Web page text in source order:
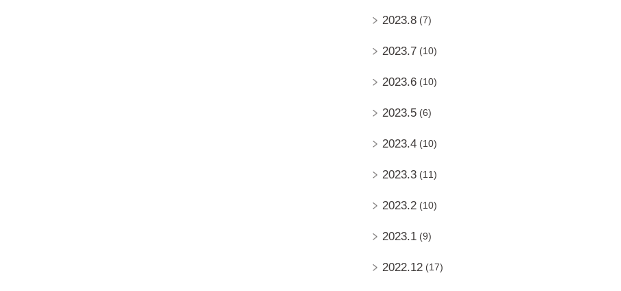
2023.8 (7)
2023.7 (10)
2023.6 (10)
2023.5 (6)
2023.4 (10)
2023.3 (11)
2023.2 (10)
2023.1 (9)
2022.12 (17)